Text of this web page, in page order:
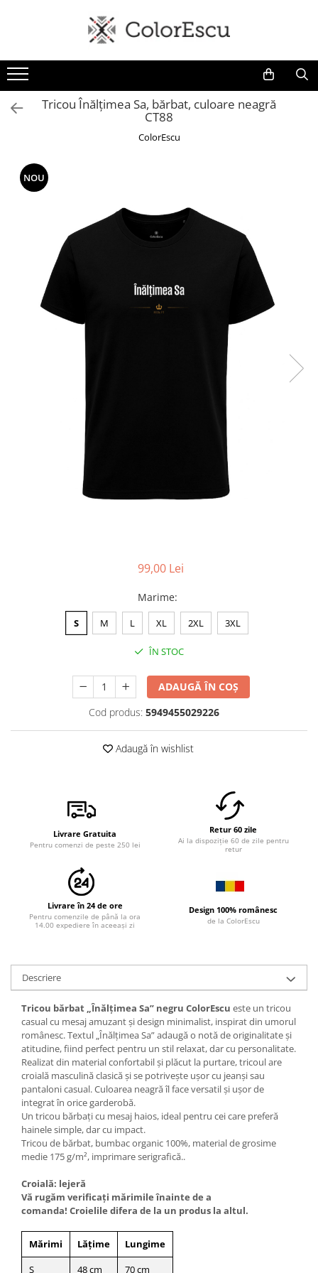
Toate produsele
Tricouri
Tricouri bărbați
Tricouri damă
Tricouri sport tehnice
Bluze si hanorace
Bluze si hanorace bărbați
Bluze si hanorace damă
Bluze de trening | Bluze tehnice
Pantaloni
Șepci și căciuli
Simboluri tradiționale
Tricouri cu mesaje de bine
Tricouri de poveste
Colecții speciale
Tricou Înălțimea Sa, bărbat, culoare neagră
CT88
ColorEscu
NOU
99,00 Lei
Marime:
S M L XL 2XL 3XL
ÎN STOC
ADAUGĂ ÎN COȘ
Cod produs: 5949455029226
Adaugă în wishlist
Livrare Gratuita
Pentru comenzi de peste 250 lei
Retur 60 zile
Ai la dispoziție 60 de zile pentru
retur
Livrare în 24 de ore
Pentru comenzile de până la ora
14.00 expediere în aceeași zi
Design 100% românesc
de la ColorEscu
Descriere
Tricou bărbat „Înălțimea Sa” negru ColorEscu este un tricou
casual cu mesaj amuzant și design minimalist, inspirat din umorul
românesc. Textul „Înălțimea Sa” adaugă o notă de originalitate și
atitudine, fiind perfect pentru un stil relaxat, dar cu personalitate.
Realizat din material confortabil și plăcut la purtare, tricoul are
croială masculină clasică și se potrivește ușor cu jeanși sau
pantaloni casual. Culoarea neagră îl face versatil și ușor de
integrat în orice garderobă.
Un tricou bărbați cu mesaj haios, ideal pentru cei care preferă
hainele simple, dar cu impact.
Tricou de bărbat, bumbac organic 100%, material de grosime
medie 175 g/m², imprimare serigrafică..
Croială: lejeră
Vă rugăm verificaţi mărimile înainte de a
comanda! Croielile difera de la un produs la altul.
Mărimi Lățime
Lungime
S
48 cm 70 cm